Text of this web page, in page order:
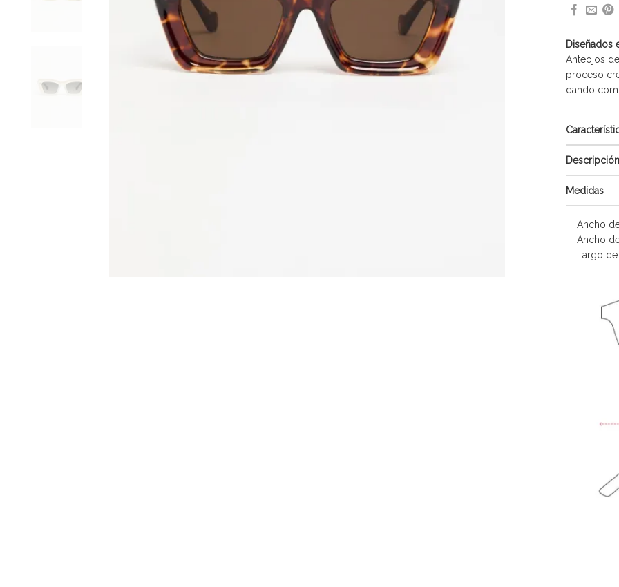
Diseñados
Anteojos
proceso
dando
Descripción
Medidas
Ancho
Ancho
Largo